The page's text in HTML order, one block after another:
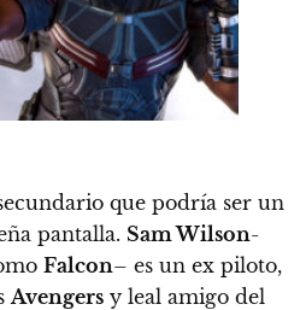
que podría ser un
pantalla. Sam Wilson-
Falcon– es un ex piloto,
Avengers y leal amigo del